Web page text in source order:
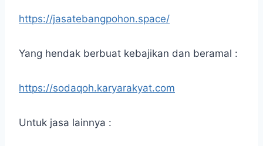
https://jasatebangpohon.space/
Yang hendak berbuat kebajikan dan beramal :
https://sodaqoh.karyarakyat.com
Untuk jasa lainnya :